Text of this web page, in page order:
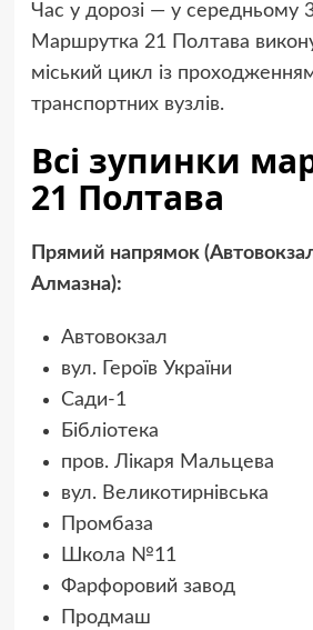
Час у дорозі — у середньому
Маршрутка 21 Полтава
міський цикл із
транспортних вузлів.
Всі зупинки
21 Полтава
Прямий напрямок
Алмазна):
Автовокзал
вул. Героїв України
Сади-1
Бібліотека
пров. Лікаря Мальцева
вул. Великотирнівська
Промбаза
Школа №11
Фарфоровий завод
Продмаш